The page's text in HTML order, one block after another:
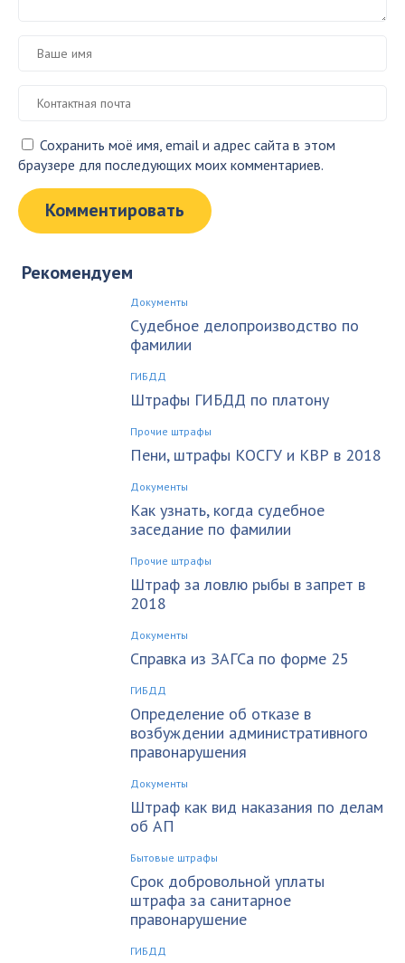
Сохранить моё имя, email и адрес сайта в этом
браузере для последующих моих комментариев.
Рекомендуем
Документы
Судебное делопроизводство по
фамилии
ГИБДД
Штрафы ГИБДД по платону
Прочие штрафы
Пени, штрафы КОСГУ и КВР в 2018
Документы
Как узнать, когда судебное
заседание по фамилии
Прочие штрафы
Штраф за ловлю рыбы в запрет в
2018
Документы
Справка из ЗАГСа по форме 25
ГИБДД
Определение об отказе в
возбуждении административного
правонарушения
Документы
Штраф как вид наказания по делам
об АП
Бытовые штрафы
Срок добровольной уплаты
штрафа за санитарное
правонарушение
ГИБДД